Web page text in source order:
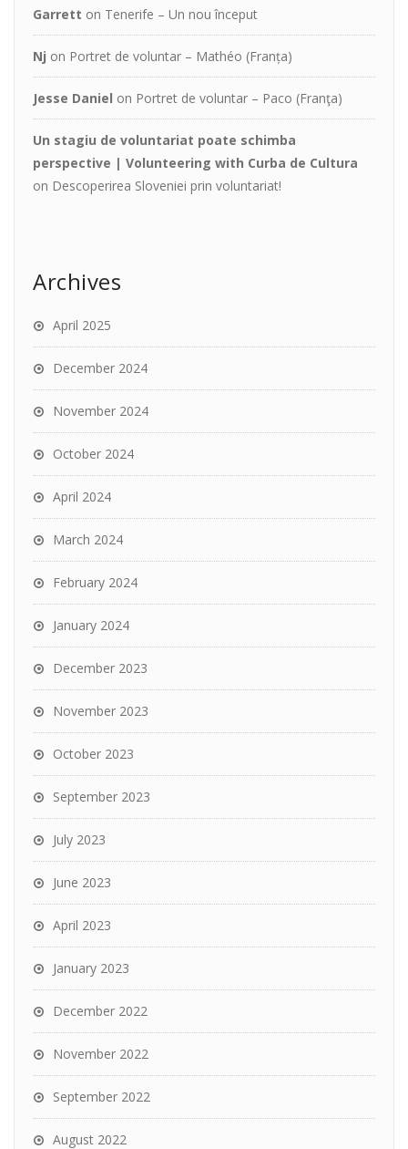
Garrett on Tenerife – Un nou început
Nj on Portret de voluntar – Mathéo (Franța)
Jesse Daniel on Portret de voluntar – Paco (Franţa)
Un stagiu de voluntariat poate schimba
perspective | Volunteering with Curba de Cultura
on Descoperirea Sloveniei prin voluntariat!
Archives
April 2025
December 2024
November 2024
October 2024
April 2024
March 2024
February 2024
January 2024
December 2023
November 2023
October 2023
September 2023
July 2023
June 2023
April 2023
January 2023
December 2022
November 2022
September 2022
August 2022